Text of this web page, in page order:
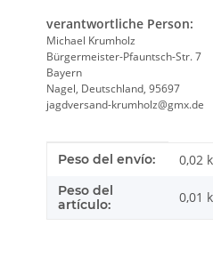
verantwortliche Person:
Michael Krumholz
Bürgermeister-Pfauntsch-Str. 7
Bayern
Nagel, Deutschland, 95697
jagdversand-krumholz@gmx.de
Característica del
valor
Peso del envío: 0,02
Peso del
artículo:
0,01